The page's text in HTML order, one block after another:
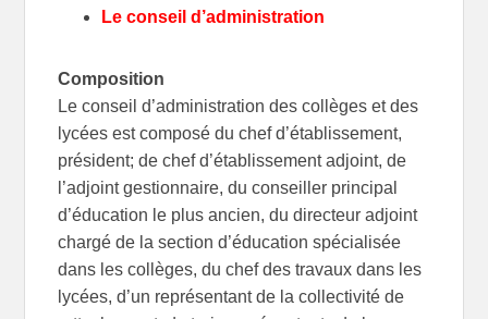
Le conseil d’administration
Composition
Le conseil d’administration des collèges et des
lycées est composé du chef d’établissement,
président; de chef d’établissement adjoint, de
l’adjoint gestionnaire, du conseiller principal
d’éducation le plus ancien, du directeur adjoint
chargé de la section d’éducation spécialisée
dans les collèges, du chef des travaux dans les
lycées, d’un représentant de la collectivité de